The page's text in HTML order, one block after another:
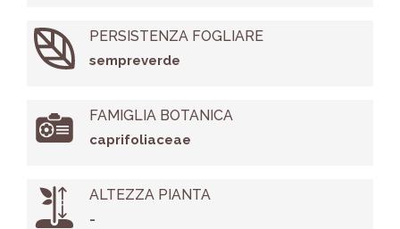
PERSISTENZA FOGLIARE
sempreverde
FAMIGLIA BOTANICA
caprifoliaceae
ALTEZZA PIANTA
-